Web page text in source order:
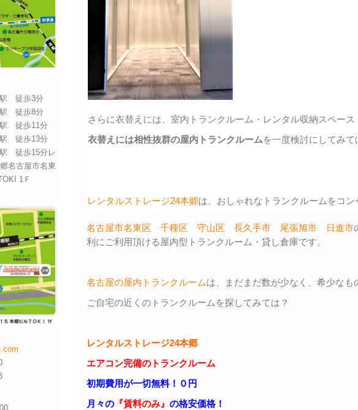
徒歩3分
徒歩8分
徒歩11分
徒歩13分
徒歩15分レ
名古屋市名東
1Ｆ
さらに衣替えには、室内トランクルーム・レンタル収納スペー
衣替えには相性抜群の屋内トランクルームを一度検討にしてみ
レンタルストレージ24本郷は、おしゃれなトランクルームをコ
名古屋市名東区 千種区 守山区 長久手市 尾張旭市 日進市
利にご利用頂ける屋内型トランクルーム・貸し倉庫です。
名古屋の屋内トランクルームは、まだまだ数が少なく、希少なも
ご自宅の近くのトランクルームを探してみては？
レンタルストレージ24本郷
エアコン完備のトランクルーム
初期費用が一切無料！０円
月々の 『賃料のみ』の格安価格！